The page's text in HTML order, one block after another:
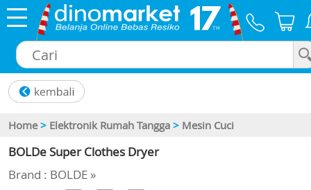
Home > Elektronik Rumah Tangga > Mesin Cuci
BOLDe Super Clothes Dryer
Brand : BOLDE »